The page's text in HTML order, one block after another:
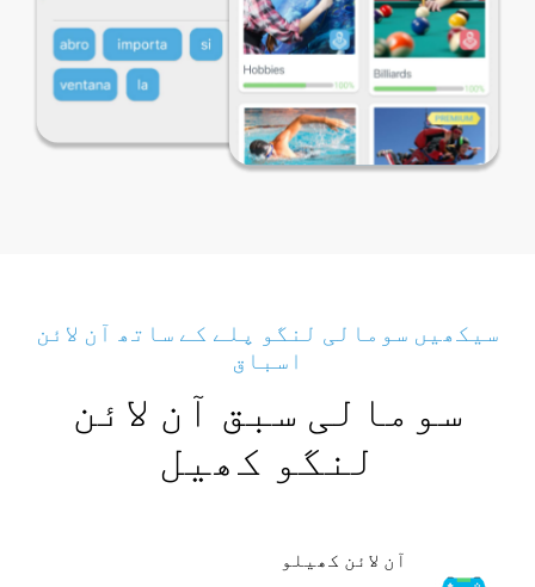
سیکھیں سومالی لنگو پلے کے ساتھ آن لائن
اسباق
سومالی سبق آن لائن
لنگو کھیل
آن لائن کھیلو